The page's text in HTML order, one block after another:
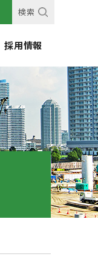
検索
採用情報